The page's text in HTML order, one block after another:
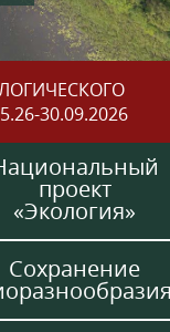
30.09.2026
проект
«Экология»
Сохранение